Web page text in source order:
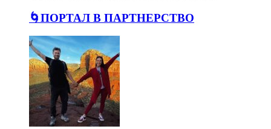
🌀ПОРТАЛ В ПАРТНЕРСТВО